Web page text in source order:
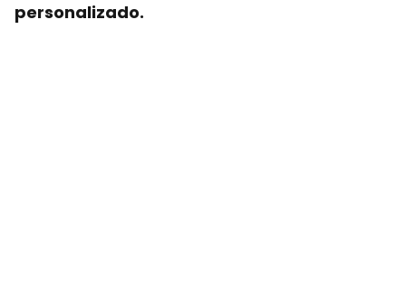
personalizado.